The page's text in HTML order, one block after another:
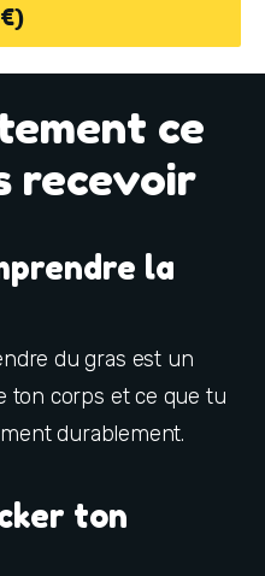
ce
recevoir
la
du gras est un
ton corps et ce que tu
durablement.
ton